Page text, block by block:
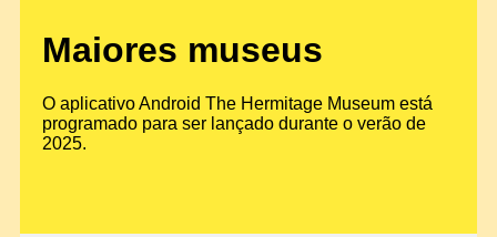
Maiores museus
O aplicativo Android The Hermitage Museum está
programado para ser lançado durante o verão de
2025.